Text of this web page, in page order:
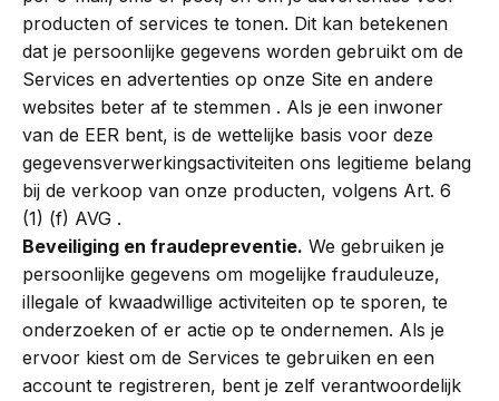
producten of services te tonen. Dit kan betekenen
dat je persoonlijke gegevens worden gebruikt om de
Services en advertenties op onze Site en andere
websites beter af te stemmen . Als je een inwoner
van de EER bent, is de wettelijke basis voor deze
gegevensverwerkingsactiviteiten ons legitieme belang
bij de verkoop van onze producten, volgens Art. 6
(1) (f) AVG .
Beveiliging en fraudepreventie. We gebruiken je
persoonlijke gegevens om mogelijke frauduleuze,
illegale of kwaadwillige activiteiten op te sporen, te
onderzoeken of er actie op te ondernemen. Als je
ervoor kiest om de Services te gebruiken en een
account te registreren, bent je zelf verantwoordelijk